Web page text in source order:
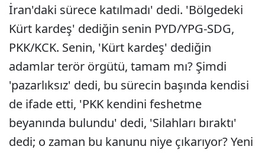
İran'daki sürece katılmadı' dedi. 'Bölgedeki
Kürt kardeş' dediğin senin PYD/YPG-SDG,
PKK/KCK. Senin, 'Kürt kardeş' dediğin
adamlar terör örgütü, tamam mı? Şimdi
'pazarlıksız' dedi, bu sürecin başında kendisi
de ifade etti, 'PKK kendini feshetme
beyanında bulundu' dedi, 'Silahları bıraktı'
dedi; o zaman bu kanunu niye çıkarıyor? Yeni